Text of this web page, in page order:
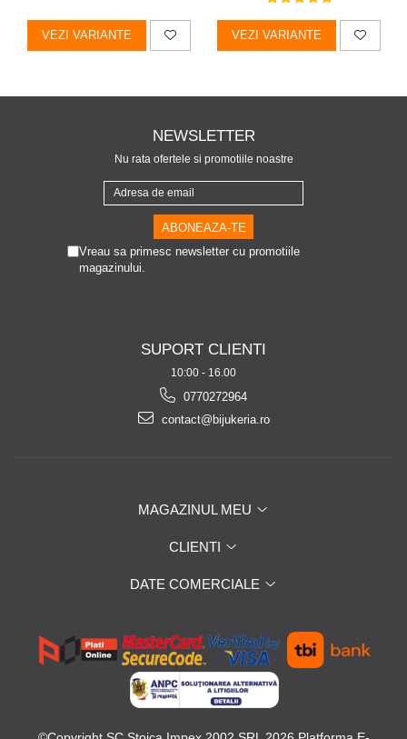
VEZI VARIANTE VEZI VARIANTE
NEWSLETTER
Nu rata ofertele si promotiile noastre
Vreau sa primesc newsletter cu promotiile
magazinului.
SUPORT CLIENTI
10:00 - 16.00
0770272964
contact@bijukeria.ro
MAGAZINUL MEU
CLIENTI
DATE COMERCIALE